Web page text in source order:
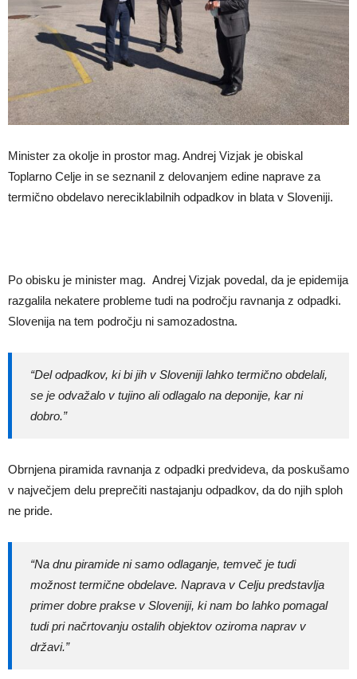
Minister za okolje in prostor mag. Andrej Vizjak je obiskal
Toplarno Celje in se seznanil z delovanjem edine naprave za
termično obdelavo nereciklabilnih odpadkov in blata v Sloveniji.
Po obisku je minister mag. Andrej Vizjak povedal, da je epidemija
razgalila nekatere probleme tudi na področju ravnanja z odpadki.
Slovenija na tem področju ni samozadostna.
“Del odpadkov, ki bi jih v Sloveniji lahko termično obdelali,
se je odvažalo v tujino ali odlagalo na deponije, kar ni
dobro.”
Obrnjena piramida ravnanja z odpadki predvideva, da poskušamo
v največjem delu preprečiti nastajanju odpadkov, da do njih sploh
ne pride.
“Na dnu piramide ni samo odlaganje, temveč je tudi
možnost termične obdelave. Naprava v Celju predstavlja
primer dobre prakse v Sloveniji, ki nam bo lahko pomagal
tudi pri načrtovanju ostalih objektov oziroma naprav v
državi.”